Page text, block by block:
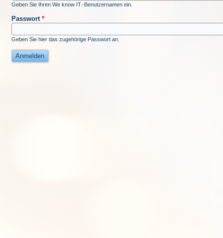
Geben Sie Ihren We know IT.-Benutzernamen ein.
Passwort *
Geben Sie hier das zugehörige Passwort an.